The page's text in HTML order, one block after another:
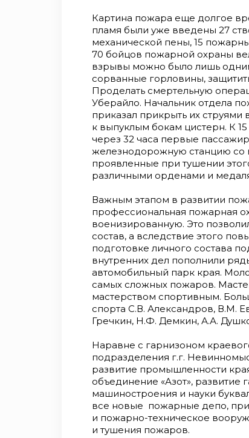
Картина пожара еще долгое
пламя были уже введены 27
механической пены, 15
70 бойцов пожарной охраны
взрывы можно было лишь
сорванные горловины,
Проделать смертельную
Уберайло. Начальник отдела
приказал прикрыть их
к выпуклым бокам цистерн. К
через 32 часа первые
железнодорожную станцию со
проявленные при тушении
различными орденами и
Важным этапом в развитии
профессиональная пожарная
военизированную. Это
состав, а вследствие этого
подготовке личного состава
внутренних дел пополнили
автомобильный парк края.
самых сложных пожаров.
мастерством спортивным.
спорта С.В. Александров, В.М.
Гречкин, Н.Ф. Демкин, А.А.
Наравне с гарнизоном
подразделения г.г.
развитие промышленности
объединение «Азот», развитие
машиностроения и науки
все новые пожарные депо,
и пожарно-техническое
и тушения пожаров.